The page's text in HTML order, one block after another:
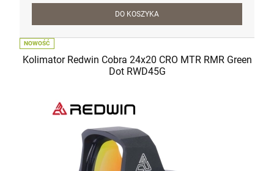
Karabin samopowtarzalny AR15 IWI ZION
Z-15 lufa 12.5" kal. 5,56x45mm/.223Rem
6 500,00 zł
szt.
DO KOSZYKA
DO KOSZYKA
Kolimator Redwin Cobra 24x20 CRO MTR RMR Green
Dot RWD45G
NOWOŚĆ